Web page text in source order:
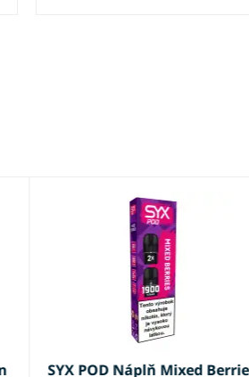
SYX POD Náplň Mixed Berries